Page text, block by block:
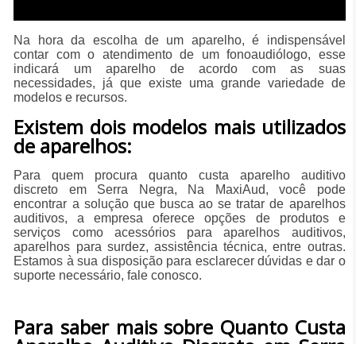
Na hora da escolha de um aparelho, é indispensável
contar com o atendimento de um fonoaudiólogo, esse
indicará um aparelho de acordo com as suas
necessidades, já que existe uma grande variedade de
modelos e recursos.
Existem dois modelos mais utilizados
de aparelhos:
Para quem procura quanto custa aparelho auditivo
discreto em Serra Negra, Na MaxiAud, você pode
encontrar a solução que busca ao se tratar de aparelhos
auditivos, a empresa oferece opções de produtos e
serviços como acessórios para aparelhos auditivos,
aparelhos para surdez, assistência técnica, entre outras.
Estamos à sua disposição para esclarecer dúvidas e dar o
suporte necessário, fale conosco.
Para saber mais sobre Quanto Custa